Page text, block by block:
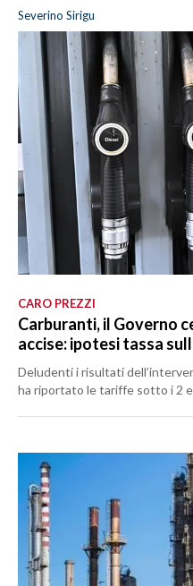
Severino Sirigu
CARO PREZZI
Carburanti, il Governo
accise: ipotesi tassa
Deludenti i risultati
ha riportato le tariffe sotto i 2